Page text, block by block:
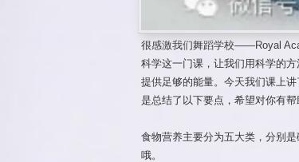
很感激我们舞蹈学校——Royal
科学这一门课，让我们用科学的
提供足够的能量。今天我们课上
是总结了以下要点，希望对你有帮
食物营养主要分为五大类，分别
哦。